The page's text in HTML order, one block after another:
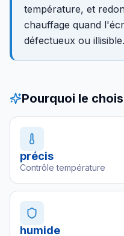
température, et
chauffage quand
défectueux ou illisible.
Pourquoi le
précis
Contrôle température
humide